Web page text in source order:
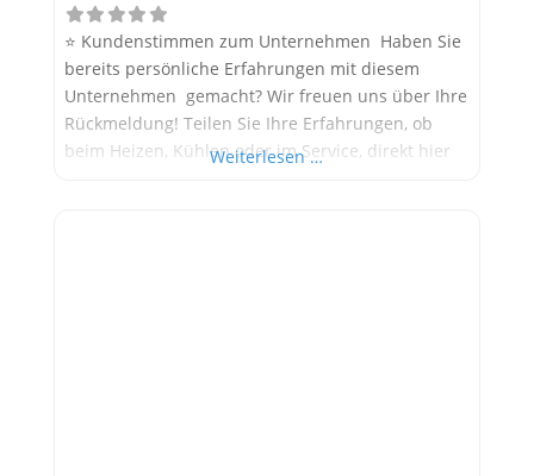
⭐ Kundenstimmen zum Unternehmen Haben Sie
bereits persönliche Erfahrungen mit diesem
Unternehmen gemacht? Wir freuen uns über Ihre
Rückmeldung! Teilen Sie Ihre Erfahrungen, ob
beim Heizen, Kühlen oder im Service, direkt hier
Weiterlesen …